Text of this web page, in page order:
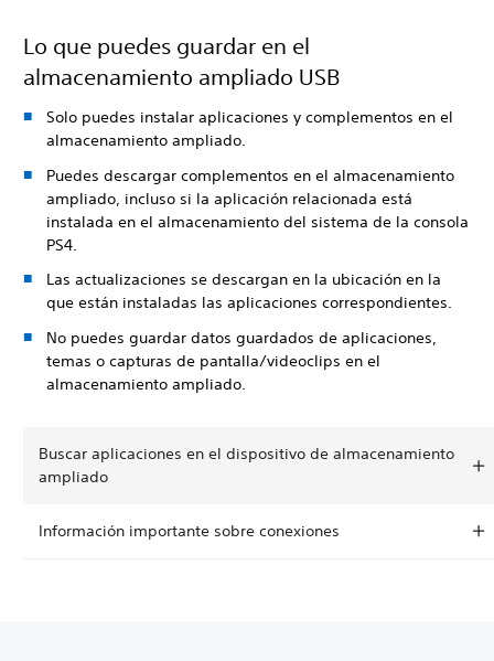
Lo que puedes guardar en el
almacenamiento ampliado USB
Solo puedes instalar aplicaciones y complementos en el
almacenamiento ampliado.
Puedes descargar complementos en el almacenamiento
ampliado, incluso si la aplicación relacionada está
instalada en el almacenamiento del sistema de la consola
PS4.
Las actualizaciones se descargan en la ubicación en la
que están instaladas las aplicaciones correspondientes.
No puedes guardar datos guardados de aplicaciones,
temas o capturas de pantalla/videoclips en el
almacenamiento ampliado.
Buscar aplicaciones en el dispositivo de almacenamiento
ampliado
Información importante sobre conexiones